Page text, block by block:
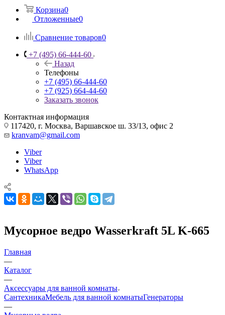
Корзина0
Отложенные0
Сравнение товаров0
+7 (495) 66-444-60
Назад
Телефоны
+7 (495) 66-444-60
+7 (925) 664-44-60
Заказать звонок
Контактная информация
117420, г. Москва, Варшавское ш. 33/13, офис 2
kranvam@gmail.com
Viber
Viber
WhatsApp
Мусорное ведро Wasserkraft 5L K-665
Главная
—
Каталог
—
Аксессуары для ванной комнаты
СантехникаМебель для ванной комнатыГенераторы
—